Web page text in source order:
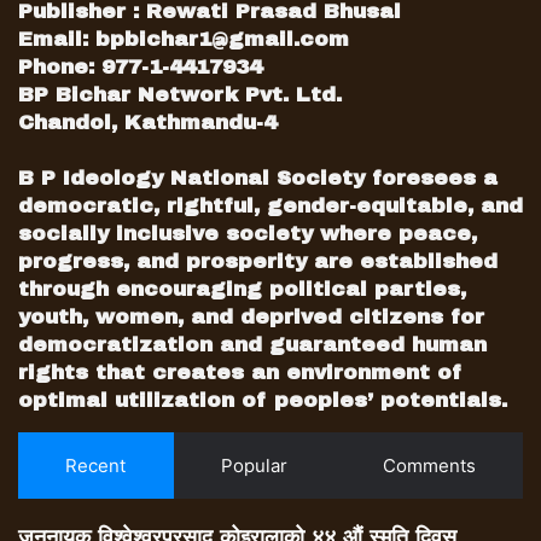
गठबन्धनको काँग्रेस उम्मेदवारलाई परित्याग गरी
स्वतन्त्र अभियानका लोकतान्त्रिक उम्मेद्धारलाई आगामी
प्रदेश तथा संघीय निर्वाचनमा उठाउने र जिताउने
प्रतिबद्धता व्यक्त गरेका थिए ।
पूर्वमन्त्री जोशीद्धारा शोकाकुल विष्ट, पन्थ र लामा
परिवारसंग भेटघाट, समवेदना प्रकट
दमौली । नेपाली काँग्रेसका पूर्व सहमहामन्त्री तथा
पूर्वगृहमन्त्री गोविन्दराज जोशीले शोकमा परेका भानु
नगरपालिका–५ निवासी विष्ट परिवारलाई भेटघाट गर्नु
भएको छ । शुक्रबार पूर्वमन्त्री जोशीले साउन १८ गते
निधन हुनु भएका चेतबहादुर विष्टको परिवासँग भेटघाट
गर्नु भएको हो ।
विष्टको आफ्नै निवासमा ७५ वर्षको उमेरमा निधन भएको
थियो । नेपाली काँग्रेसका क्रियाशिल सदस्य तथा
साविक वरभञ्ज्याङ गाविस–४ का पूर्व वडा सदस्य
विष्टको निधनले अपुरणीय क्षती भएको जोशीले उल्लेख
Publisher : Rewati Prasad Bhusal
Email: bpbichar1@gmail.com
Phone: 977-1-4417934
BP Bichar Network Pvt. Ltd.
Chandol, Kathmandu-4
B P Ideology National Society foresees a
democratic, rightful, gender-equitable, and
socially inclusive society where peace,
progress, and prosperity are established
through encouraging political parties,
youth, women, and deprived citizens for
democratization and guaranteed human
rights that creates an environment of
optimal utilization of peoples’ potentials.
Recent Popular Comments